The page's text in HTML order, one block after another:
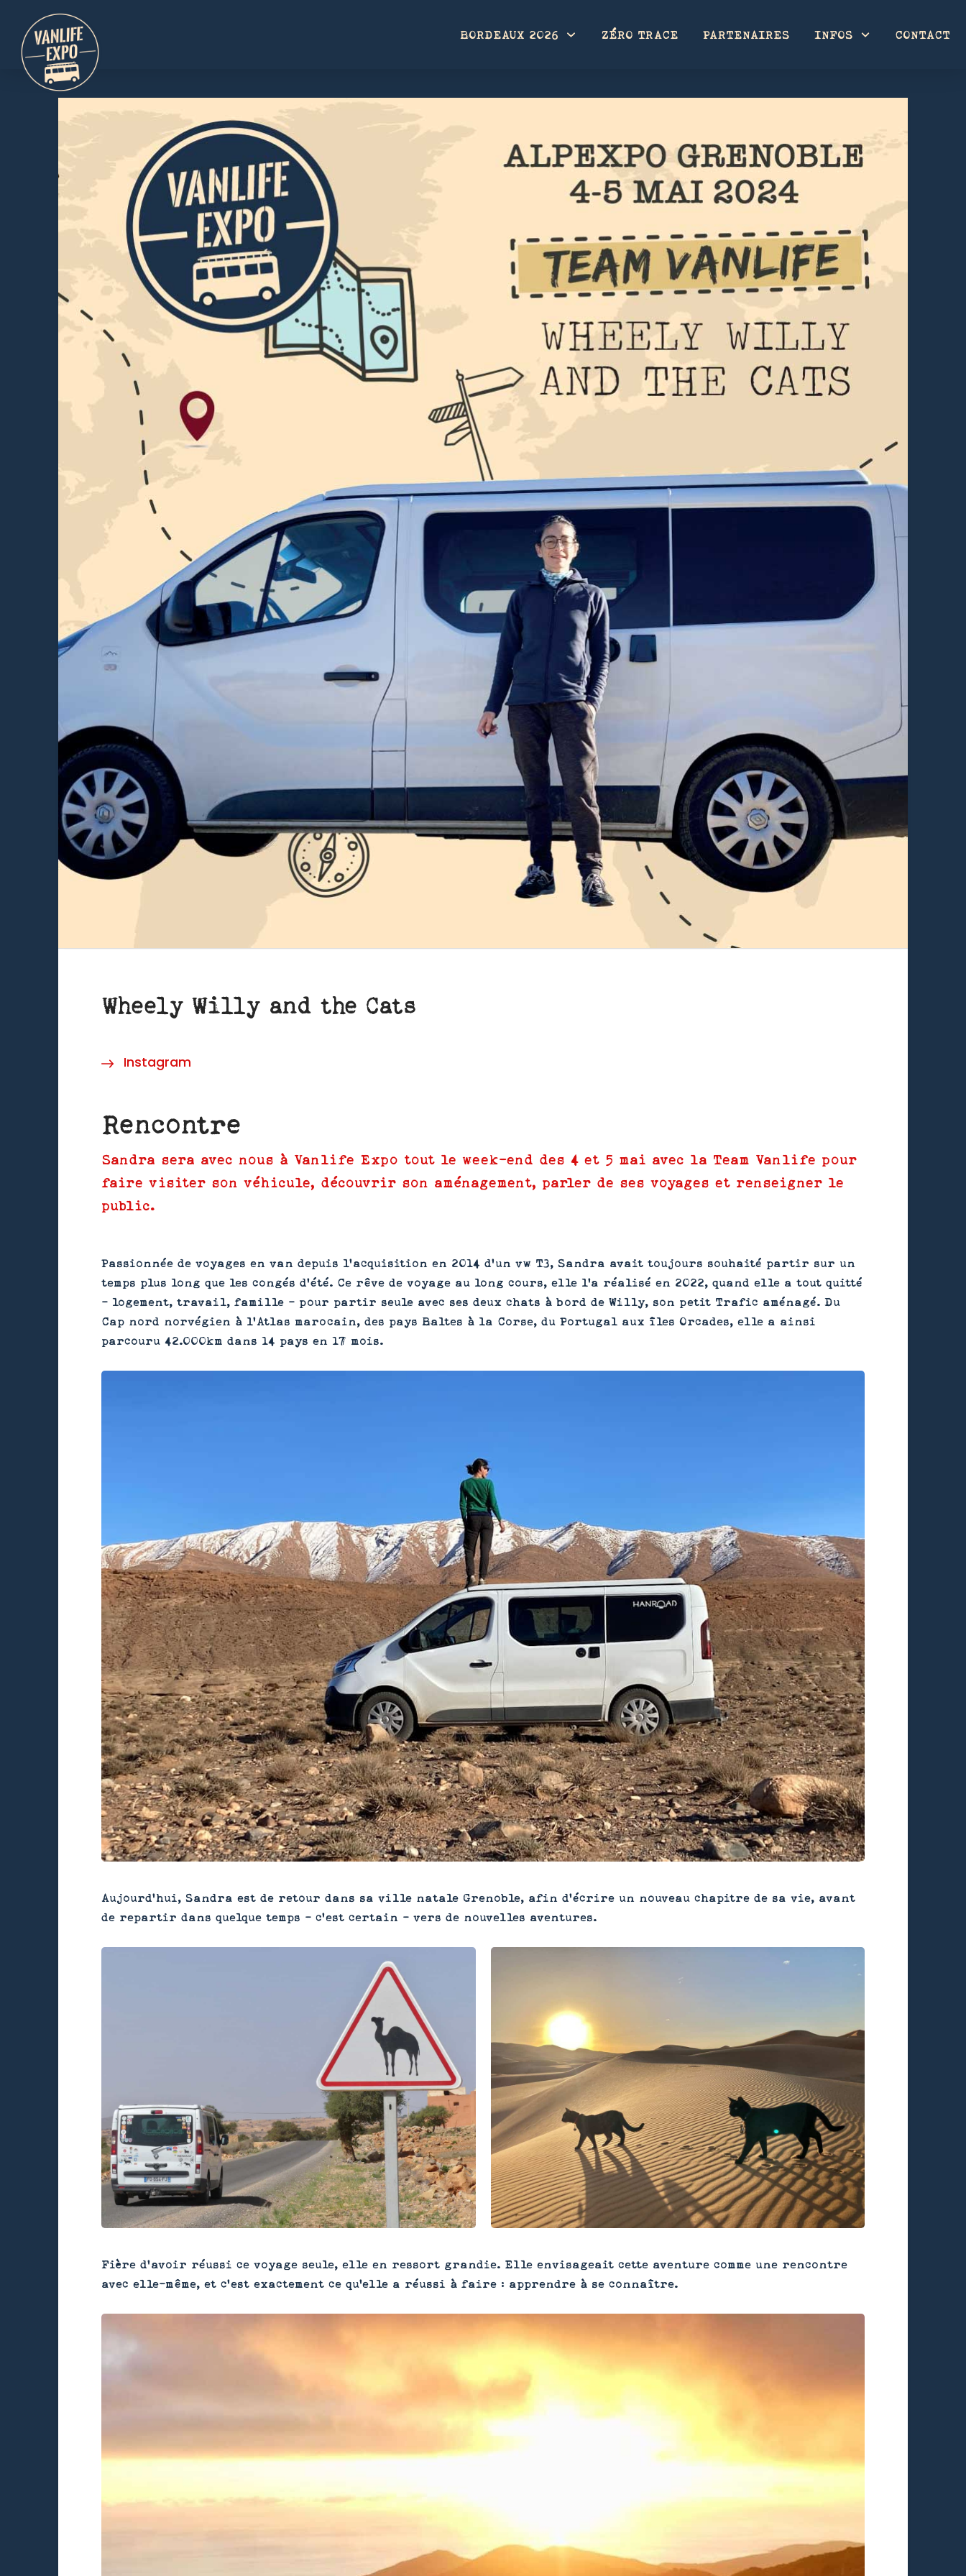
BORDEAUX 2026 ZÉRO TRACE PARTENAIRES INFOS CONTACT
Wheely Willy and the Cats
Instagram
Rencontre
Sandra sera avec nous à Vanlife Expo tout le week-end des 4 et 5 mai avec la Team Vanlife pour
faire visiter son véhicule, découvrir son aménagement, parler de ses voyages et renseigner le
public.
Passionnée de voyages en van depuis l’acquisition en 2014 d’un vw T3, Sandra avait toujours souhaité partir sur un
temps plus long que les congés d’été. Ce rêve de voyage au long cours, elle l'a réalisé en 2022, quand elle a tout quitté
- logement, travail, famille - pour partir seule avec ses deux chats à bord de Willy, son petit Trafic aménagé. Du
Cap nord norvégien à l’Atlas marocain, des pays Baltes à la Corse, du Portugal aux îles Orcades, elle a ainsi
parcouru 42.000km dans 14 pays en 17 mois.
Aujourd’hui, Sandra est de retour dans sa ville natale Grenoble, afin d’écrire un nouveau chapitre de sa vie, avant
de repartir dans quelque temps - c’est certain - vers de nouvelles aventures.
Fière d’avoir réussi ce voyage seule, elle en ressort grandie. Elle envisageait cette aventure comme une rencontre
avec elle-même, et c’est exactement ce qu'elle a réussi à faire : apprendre à se connaître.